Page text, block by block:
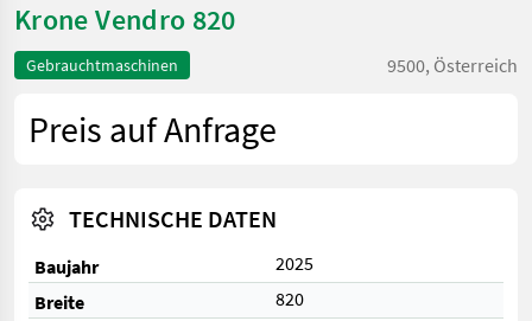
Krone Vendro 820
Gebrauchtmaschinen 9500, Österreich
Preis auf Anfrage
TECHNISCHE DATEN
Baujahr
2025
Breite
820